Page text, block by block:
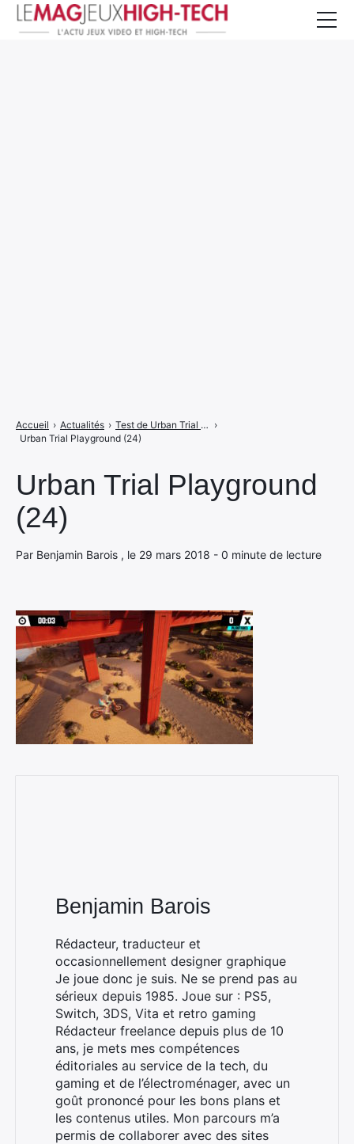
Urban Trial Playground
(24)
Par Benjamin Barois , le 29 mars 2018 - 0 minute de lecture
Accueil › Actualités › Test de Urban Trial Playground : il faut sauver wheelie sur Switch ›
Urban Trial Playground (24)
Benjamin Barois
Rédacteur, traducteur et
occasionnellement designer graphique
Je joue donc je suis. Ne se prend pas au
sérieux depuis 1985. Joue sur : PS5,
Switch, 3DS, Vita et retro gaming
Rédacteur freelance depuis plus de 10
ans, je mets mes compétences
éditoriales au service de la tech, du
gaming et de l’électroménager, avec un
goût prononcé pour les bons plans et
les contenus utiles. Mon parcours m’a
permis de collaborer avec des sites